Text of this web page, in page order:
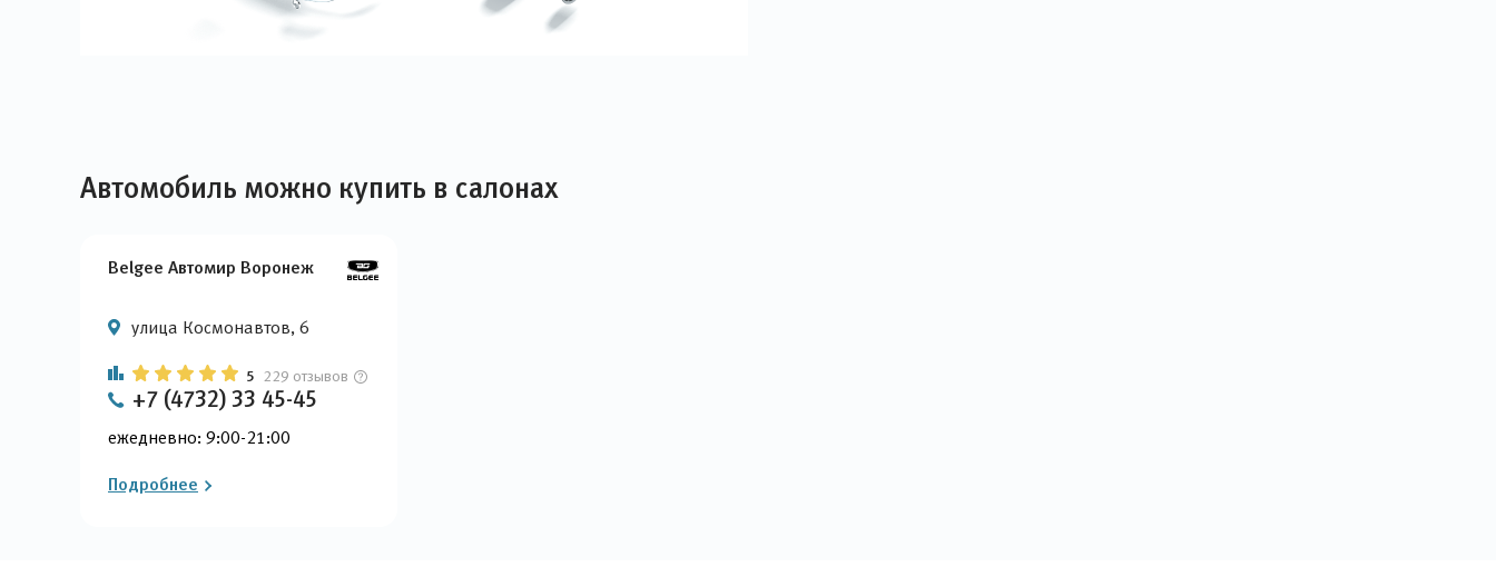
Автомобиль можно купить в салонах
Belgee Автомир Воронеж
улица Космонавтов, 6
5 229 отзывов
+7 (4732) 33 45-45
ежедневно: 9:00-21:00
Подробнее